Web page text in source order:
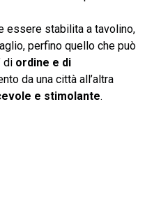
essere stabilita a tavolino,
perfino quello che può
di ordine e di
da una città all’altra
e stimolante.